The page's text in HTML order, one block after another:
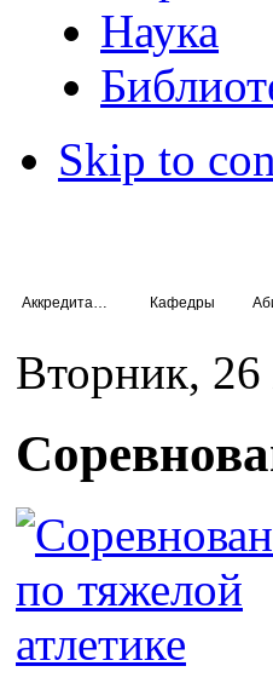
Наука
Skip to
Кафедры
Вторник,